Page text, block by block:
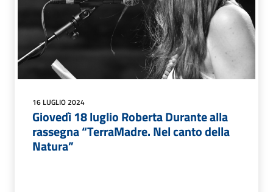
16 LUGLIO 2024
Giovedì 18 luglio Roberta Durante alla
rassegna “TerraMadre. Nel canto della
Natura”